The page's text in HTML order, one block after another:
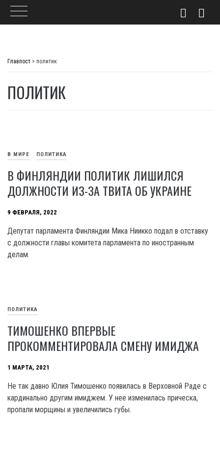
Главпост > политик
ПОЛИТИК
В МИРЕ ПОЛИТИКА
В ФИНЛЯНДИИ ПОЛИТИК ЛИШИЛСЯ
ДОЛЖНОСТИ ИЗ-ЗА ТВИТА ОБ УКРАИНЕ
9 ФЕВРАЛЯ, 2022
Депутат парламента Финляндии Мика Ниикко подал в отставку
с должности главы комитета парламента по иностранным
делам.
ПОЛИТИКА
ТИМОШЕНКО ВПЕРВЫЕ
ПРОКОММЕНТИРОВАЛА СМЕНУ ИМИДЖА
1 МАРТА, 2021
Не так давно Юлия Тимошенко появилась в Верховной Раде с
кардинально другим имиджем. У нее изменилась прическа,
пропали морщины и увеличились губы.